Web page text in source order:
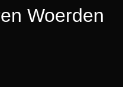
Woerden